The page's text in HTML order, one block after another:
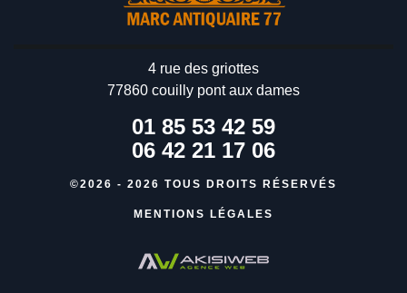
4 rue des griottes
77860 couilly pont aux dames
01 85 53 42 59
06 42 21 17 06
©2026 - 2026 TOUS DROITS RÉSERVÉS
MENTIONS LÉGALES